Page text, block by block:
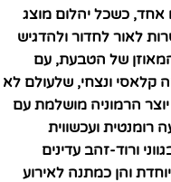
בקו אחד, כשכל יהלום מוצג
לאור לחדור ולהדגיש
של הטבעת, עם
קלאסי ונצחי, שלעולם לא
הרמוניה מושלמת עם
רומנטית ועכשווית
ורוד-זהב עדינים
והן כמתנה לאירוע